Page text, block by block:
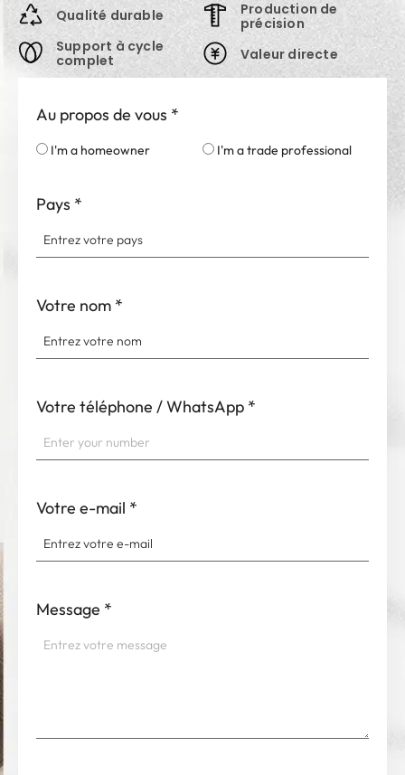
Qualité durable
Support à cycle
complet
Production de
précision
Valeur directe
Au propos de vous *
I'm a homeowner I'm a trade professional
Pays *
Votre nom *
Votre téléphone / WhatsApp *
Votre e-mail *
Message *